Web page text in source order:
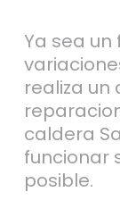
Ya sea
realiza un
caldera
funcionar
posible.